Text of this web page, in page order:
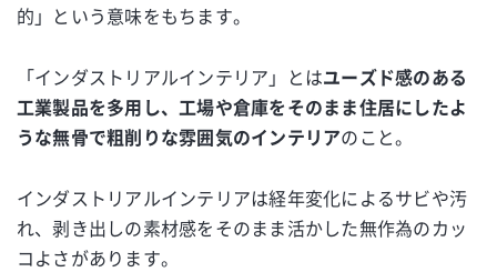
的」という意味をもちます。
「インダストリアルインテリア」とはユーズド感のある
工業製品を多用し、工場や倉庫をそのまま住居にしたよ
うな無骨で粗削りな雰囲気のインテリアのこと。
インダストリアルインテリアは経年変化によるサビや汚
れ、剥き出しの素材感をそのまま活かした無作為のカッ
コよさがあります。